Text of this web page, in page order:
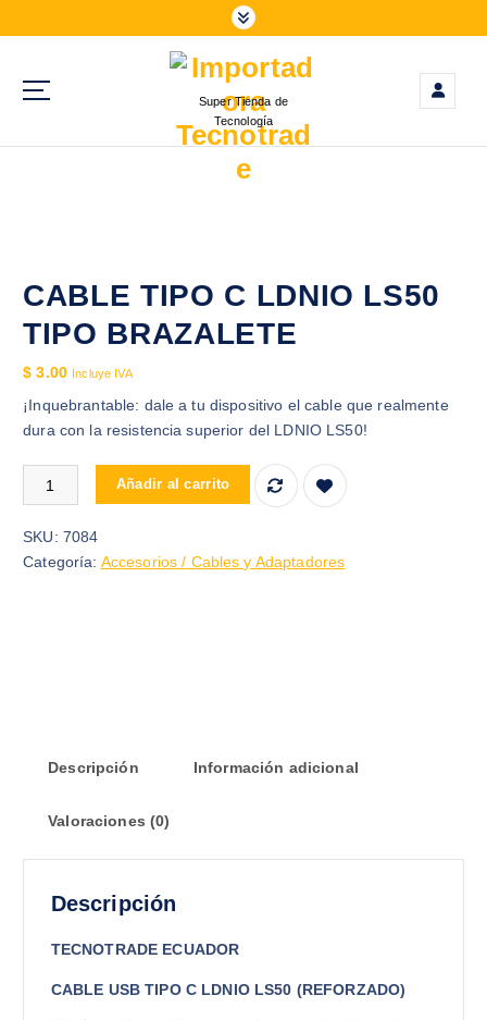
a
Super Tienda de
Tecnología
CABLE TIPO C LDNIO LS50
TIPO BRAZALETE
$ 3.00 Incluye IVA
¡Inquebrantable: dale a tu dispositivo el cable que realmente
dura con la resistencia superior del LDNIO LS50!
CABLE TIPO C LDNIO LS50 TIPO BRAZALETE cantidad
Añadir al carrito
SKU: 7084
Categoría: Accesorios / Cables y Adaptadores
Descripción Información adicional
Valoraciones (0)
Descripción
TECNOTRADE ECUADOR
CABLE USB TIPO C LDNIO LS50 (REFORZADO)